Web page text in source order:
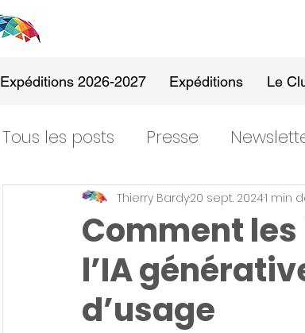
Expéditions 2026-2027 Expéditions Le
Tous les posts Presse
Comment les
l’IA
d’usage
Thierry Bardy20 sept. 20241 min